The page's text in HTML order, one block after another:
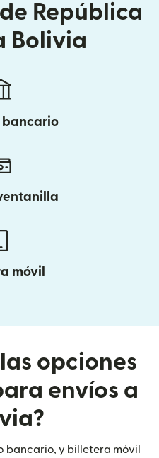
República
Bolivia
bancario
móvil
opciones
envíos a
bancario, y billetera móvil